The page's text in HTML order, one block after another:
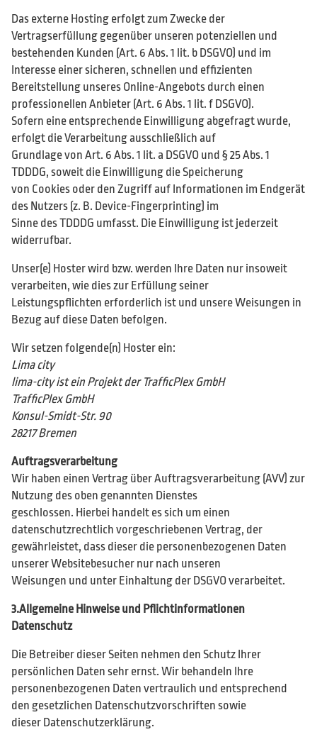
Das externe Hosting erfolgt zum Zwecke der
Vertragserfüllung gegenüber unseren potenziellen und
bestehenden Kunden (Art. 6 Abs. 1 lit. b DSGVO) und im
Interesse einer sicheren, schnellen und effizienten
Bereitstellung unseres Online-Angebots durch einen
professionellen Anbieter (Art. 6 Abs. 1 lit. f DSGVO).
Sofern eine entsprechende Einwilligung abgefragt wurde,
erfolgt die Verarbeitung ausschließlich auf
Grundlage von Art. 6 Abs. 1 lit. a DSGVO und § 25 Abs. 1
TDDDG, soweit die Einwilligung die Speicherung
von Cookies oder den Zugriff auf Informationen im Endgerät
des Nutzers (z. B. Device-Fingerprinting) im
Sinne des TDDDG umfasst. Die Einwilligung ist jederzeit
widerrufbar.
Unser(e) Hoster wird bzw. werden Ihre Daten nur insoweit
verarbeiten, wie dies zur Erfüllung seiner
Leistungspflichten erforderlich ist und unsere Weisungen in
Bezug auf diese Daten befolgen.
Wir setzen folgende(n) Hoster ein:
Lima city
lima-city ist ein Projekt der TrafficPlex GmbH
TrafficPlex GmbH
Konsul-Smidt-Str. 90
28217 Bremen
Auftragsverarbeitung
Wir haben einen Vertrag über Auftragsverarbeitung (AVV) zur
Nutzung des oben genannten Dienstes
geschlossen. Hierbei handelt es sich um einen
datenschutzrechtlich vorgeschriebenen Vertrag, der
gewährleistet, dass dieser die personenbezogenen Daten
unserer Websitebesucher nur nach unseren
Weisungen und unter Einhaltung der DSGVO verarbeitet.
3.Allgemeine Hinweise und Pflichtinformationen
Datenschutz
Die Betreiber dieser Seiten nehmen den Schutz Ihrer
persönlichen Daten sehr ernst. Wir behandeln Ihre
personenbezogenen Daten vertraulich und entsprechend
den gesetzlichen Datenschutzvorschriften sowie
dieser Datenschutzerklärung.